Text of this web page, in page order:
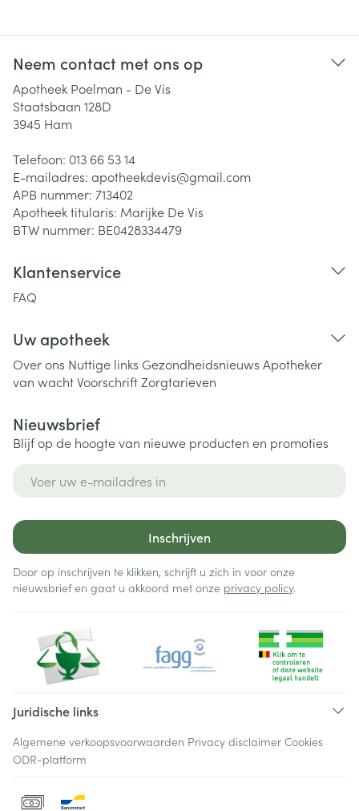
Neem contact met ons op
Apotheek Poelman - De Vis
Staatsbaan 128D
3945 Ham
Telefoon: 013 66 53 14
E-mailadres: apotheekdevis@gmail.com
APB nummer: 713402
Apotheek titularis: Marijke De Vis
BTW nummer: BE0428334479
Klantenservice
FAQ
Uw apotheek
Over ons Nuttige links Gezondheidsnieuws Apotheker
van wachtVoorschriftZorgtarieven
Nieuwsbrief
Blijf op de hoogte van nieuwe producten en promoties
Inschrijven
Door op inschrijven te klikken, schrijft u zich in voor onze
nieuwsbrief en gaat u akkoord met onze privacy policy.
Juridische links
Algemene verkoopsvoorwaarden Privacy disclaimer Cookies
ODR-platform